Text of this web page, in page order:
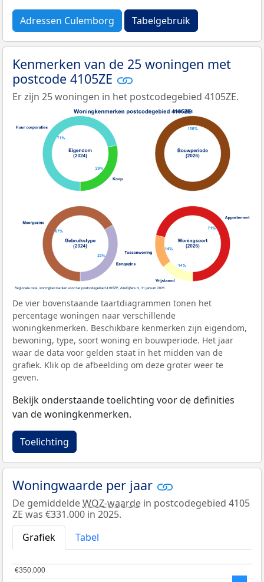
Adressen Culemborg Tabelgebruik
Kenmerken van de 25 woningen met
postcode 4105ZE
Er zijn 25 woningen in het postcodegebied 4105ZE.
De vier bovenstaande taartdiagrammen tonen het
percentage woningen naar verschillende
woningkenmerken. Beschikbare kenmerken zijn eigendom,
bewoning, type, soort woning en bouwperiode. Het jaar
waar de data voor gelden staat in het midden van de
grafiek. Klik op de afbeelding om deze groter weer te
geven.
Bekijk onderstaande toelichting voor de definities
van de woningkenmerken.
Toelichting
Woningwaarde per jaar
De gemiddeldeWOZ-waarde in postcodegebied 4105
ZE was €331.000 in 2025.
Grafiek
Tabel
€350.000
€350.000